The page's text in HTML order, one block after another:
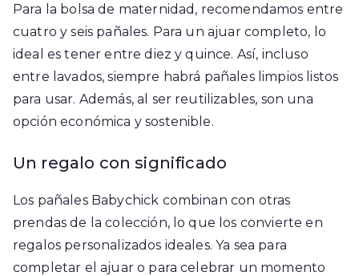
Para la bolsa de maternidad, recomendamos entre
cuatro y seis pañales. Para un ajuar completo, lo
ideal es tener entre diez y quince. Así, incluso
entre lavados, siempre habrá pañales limpios listos
para usar. Además, al ser reutilizables, son una
opción económica y sostenible.
Un regalo con significado
Los pañales Babychick combinan con otras
prendas de la colección, lo que los convierte en
regalos personalizados ideales. Ya sea para
completar el ajuar o para celebrar un momento